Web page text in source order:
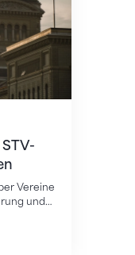
Vereine
und…